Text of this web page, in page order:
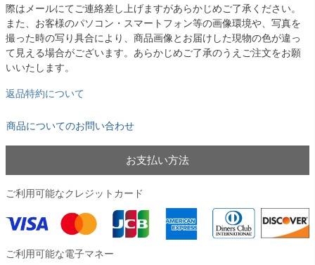
際はメールにてご連絡差し上げますがあらかじめご了承ください。
また、お客様のパソコン・スマートフォン等の画像環境や、写真を
撮った時の写り具合により、商品画像とお届けした現物の色が違っ
て見える場合がございます。あらかじめご了承のうえご注文をお願
いいたします。
返品特約について
商品についてのお問い合わせ
お支払い方法
ご利用可能なクレジットカード
ご利用可能な電子マネー